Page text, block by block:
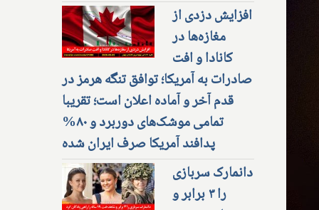
افزایش دزدی از
مغازه‌ها در
کانادا و افت
صادرات به آمریکا؛ توافق تنگه هرمز در
قدم آخر و آماده اعلان است؛ تقریبا
تمامی موشک‌های دوربرد و ۸۰%
پدافند آمریکا صرف ایران شده
دانمارک سربازی
را ۳ برابر و